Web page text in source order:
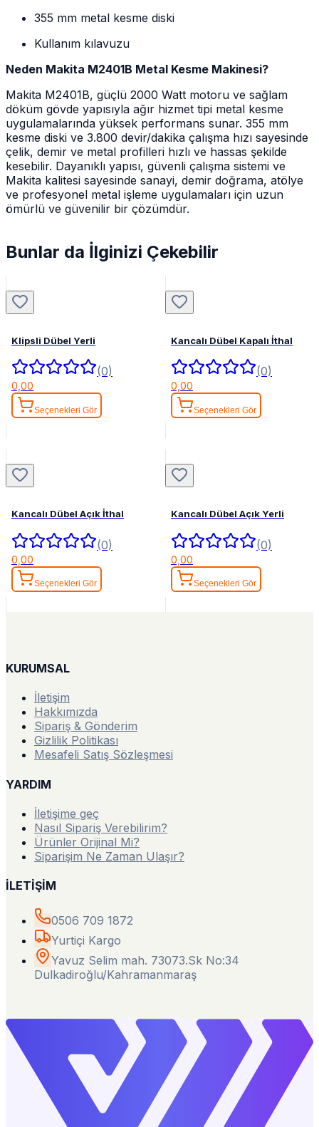
355 mm metal kesme diski
Kullanım kılavuzu
Neden Makita M2401B Metal Kesme Makinesi?
Makita M2401B, güçlü 2000 Watt motoru ve sağlam
döküm gövde yapısıyla ağır hizmet tipi metal kesme
uygulamalarında yüksek performans sunar. 355 mm
kesme diski ve 3.800 devir/dakika çalışma hızı sayesinde
çelik, demir ve metal profilleri hızlı ve hassas şekilde
kesebilir. Dayanıklı yapısı, güvenli çalışma sistemi ve
Makita kalitesi sayesinde sanayi, demir doğrama, atölye
ve profesyonel metal işleme uygulamaları için uzun
ömürlü ve güvenilir bir çözümdür.
Bunlar da İlginizi Çekebilir
Klipsli Dübel Yerli
(0)
0,00
Seçenekleri Gör
Kancalı Dübel Kapalı İthal
(0)
0,00
Seçenekleri Gör
Kancalı Dübel Açık İthal
(0)
0,00
Seçenekleri Gör
Kancalı Dübel Açık Yerli
(0)
0,00
Seçenekleri Gör
KURUMSAL
İletişim
Hakkımızda
Sipariş & Gönderim
Gizlilik Politikası
Mesafeli Satış Sözleşmesi
YARDIM
İletişime geç
Nasıl Sipariş Verebilirim?
Ürünler Orijinal Mi?
Siparişim Ne Zaman Ulaşır?
İLETİŞİM
0506 709 1872
Yurtiçi Kargo
Yavuz Selim mah. 73073.Sk No:34
Dulkadiroğlu/Kahramanmaraş